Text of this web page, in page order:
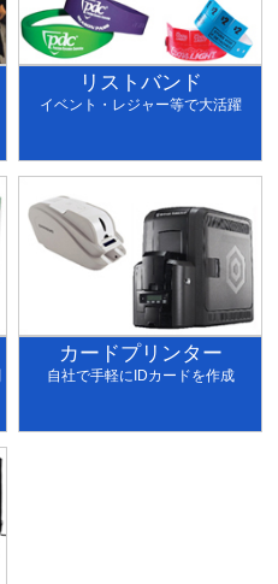
リストバンド
イベント・レジャー等で大活躍
カードプリンター
自社で手軽にIDカードを作成